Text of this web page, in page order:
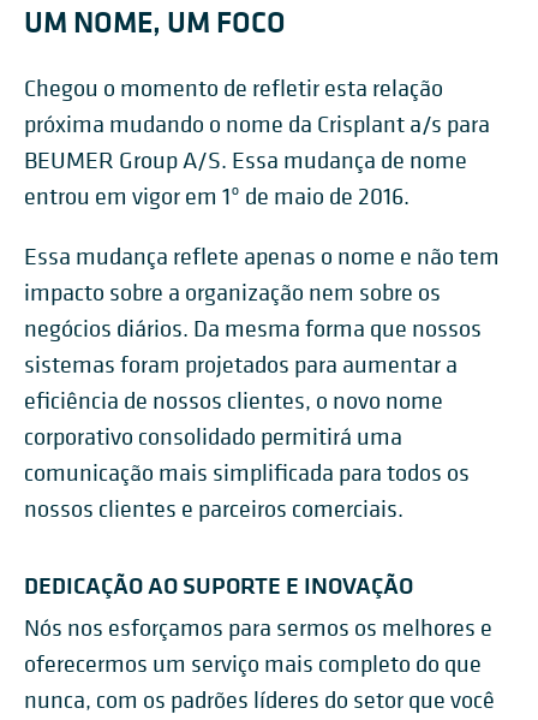
UM NOME, UM FOCO
Chegou o momento de refletir esta relação
próxima mudando o nome da Crisplant a/s para
BEUMER Group A/S. Essa mudança de nome
entrou em vigor em 1º de maio de 2016.
Essa mudança reflete apenas o nome e não tem
impacto sobre a organização nem sobre os
negócios diários. Da mesma forma que nossos
sistemas foram projetados para aumentar a
eficiência de nossos clientes, o novo nome
corporativo consolidado permitirá uma
comunicação mais simplificada para todos os
nossos clientes e parceiros comerciais.
DEDICAÇÃO AO SUPORTE E INOVAÇÃO
Nós nos esforçamos para sermos os melhores e
oferecermos um serviço mais completo do que
nunca, com os padrões líderes do setor que você